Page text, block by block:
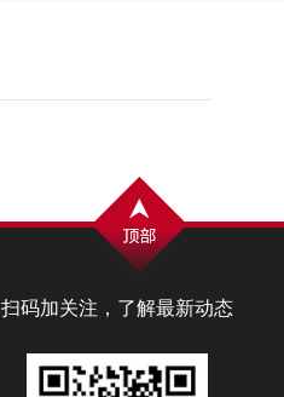
扫码加关注，了解最新动态